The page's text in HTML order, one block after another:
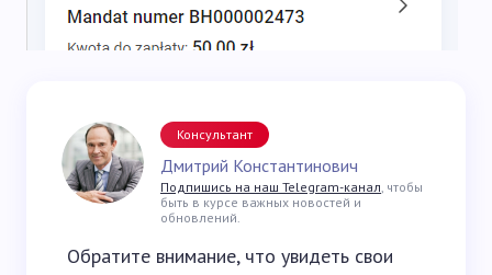
Консультант
Дмитрий Константинович
Подпишись на наш Telegram-канал, чтобы
быть в курсе важных новостей и
обновлений.
Обратите внимание, что увидеть свои